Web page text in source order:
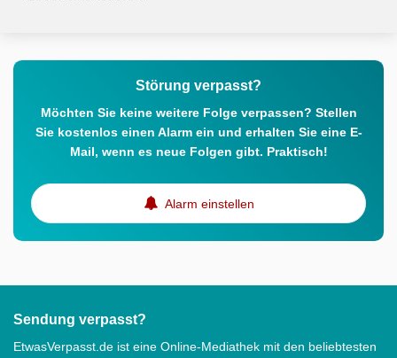
Störung verpasst?
Möchten Sie keine weitere Folge verpassen? Stellen
Sie kostenlos einen Alarm ein und erhalten Sie eine E-
Mail, wenn es neue Folgen gibt. Praktisch!
Alarm einstellen
Sendung verpasst?
EtwasVerpasst.de ist eine Online-Mediathek mit den beliebtesten